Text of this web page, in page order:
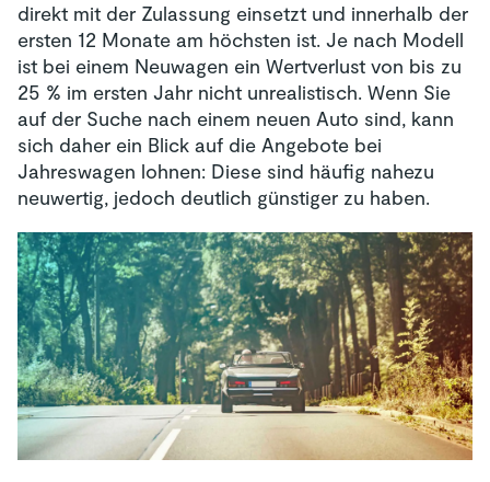
direkt mit der Zulassung einsetzt und innerhalb der
ersten 12 Monate am höchsten ist. Je nach Modell
ist bei einem Neuwagen ein Wertverlust von bis zu
25 % im ersten Jahr nicht unrealistisch. Wenn Sie
auf der Suche nach einem neuen Auto sind, kann
sich daher ein Blick auf die Angebote bei
Jahreswagen lohnen: Diese sind häufig nahezu
neuwertig, jedoch deutlich günstiger zu haben.